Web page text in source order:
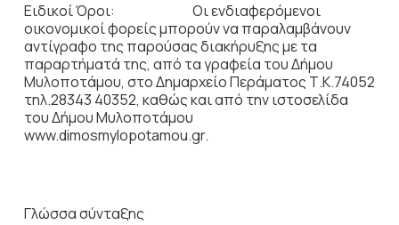
Ειδικοί Όροι: Οι ενδιαφερόμενοι
οικονομικοί φορείς μπορούν να παραλαμβάνουν
αντίγραφο της παρούσας διακήρυξης με τα
παραρτήματά της, από τα γραφεία του Δήμου
Μυλοποτάμου, στο Δημαρχείο Περάματος Τ.Κ.74052
τηλ.28343 40352, καθώς και από την ιστοσελίδα
του Δήμου Μυλοποτάμου
www.dimosmylopotamou.gr.
Γλώσσα σύνταξης